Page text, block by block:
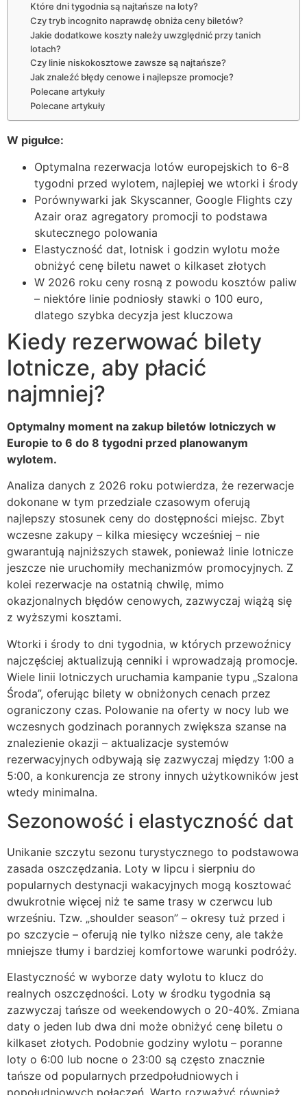
Które dni tygodnia są najtańsze na loty?
Czy tryb incognito naprawdę obniża ceny biletów?
Jakie dodatkowe koszty należy uwzględnić przy tanich
lotach?
Czy linie niskokosztowe zawsze są najtańsze?
Jak znaleźć błędy cenowe i najlepsze promocje?
Polecane artykuły
Polecane artykuły
W pigułce:
Optymalna rezerwacja lotów europejskich to 6-8
tygodni przed wylotem, najlepiej we wtorki i środy
Porównywarki jak Skyscanner, Google Flights czy
Azair oraz agregatory promocji to podstawa
skutecznego polowania
Elastyczność dat, lotnisk i godzin wylotu może
obniżyć cenę biletu nawet o kilkaset złotych
W 2026 roku ceny rosną z powodu kosztów paliw
– niektóre linie podniosły stawki o 100 euro,
dlatego szybka decyzja jest kluczowa
Kiedy rezerwować bilety
lotnicze, aby płacić
najmniej?
Optymalny moment na zakup biletów lotniczych w
Europie to 6 do 8 tygodni przed planowanym
wylotem.
Analiza danych z 2026 roku potwierdza, że rezerwacje
dokonane w tym przedziale czasowym oferują
najlepszy stosunek ceny do dostępności miejsc. Zbyt
wczesne zakupy – kilka miesięcy wcześniej – nie
gwarantują najniższych stawek, ponieważ linie lotnicze
jeszcze nie uruchomiły mechanizmów promocyjnych. Z
kolei rezerwacje na ostatnią chwilę, mimo
okazjonalnych błędów cenowych, zazwyczaj wiążą się
z wyższymi kosztami.
Wtorki i środy to dni tygodnia, w których przewoźnicy
najczęściej aktualizują cenniki i wprowadzają promocje.
Wiele linii lotniczych uruchamia kampanie typu „Szalona
Środa”, oferując bilety w obniżonych cenach przez
ograniczony czas. Polowanie na oferty w nocy lub we
wczesnych godzinach porannych zwiększa szanse na
znalezienie okazji – aktualizacje systemów
rezerwacyjnych odbywają się zazwyczaj między 1:00 a
5:00, a konkurencja ze strony innych użytkowników jest
wtedy minimalna.
Sezonowość i elastyczność dat
Unikanie szczytu sezonu turystycznego to podstawowa
zasada oszczędzania. Loty w lipcu i sierpniu do
popularnych destynacji wakacyjnych mogą kosztować
dwukrotnie więcej niż te same trasy w czerwcu lub
wrześniu. Tzw. „shoulder season” – okresy tuż przed i
po szczycie – oferują nie tylko niższe ceny, ale także
mniejsze tłumy i bardziej komfortowe warunki podróży.
Elastyczność w wyborze daty wylotu to klucz do
realnych oszczędności. Loty w środku tygodnia są
zazwyczaj tańsze od weekendowych o 20-40%. Zmiana
daty o jeden lub dwa dni może obniżyć cenę biletu o
kilkaset złotych. Podobnie godziny wylotu – poranne
loty o 6:00 lub nocne o 23:00 są często znacznie
tańsze od popularnych przedpołudniowych i